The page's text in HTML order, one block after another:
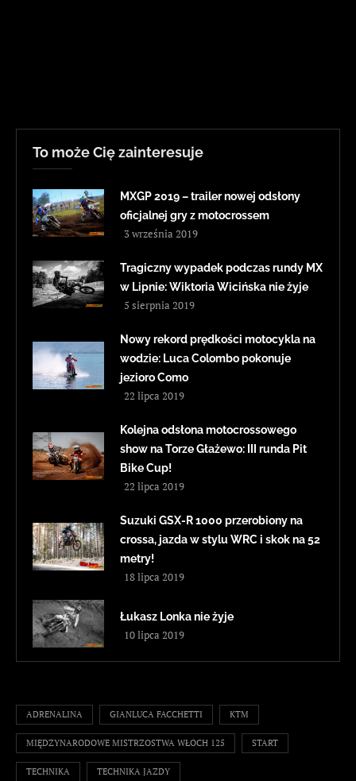
To może Cię zainteresuje
MXGP 2019 – trailer nowej odsłony
oficjalnej gry z motocrossem
3 września 2019
Tragiczny wypadek podczas rundy MX
w Lipnie: Wiktoria Wicińska nie żyje
5 sierpnia 2019
Nowy rekord prędkości motocykla na
wodzie: Luca Colombo pokonuje
jezioro Como
22 lipca 2019
Kolejna odsłona motocrossowego
show na Torze Głażewo: III runda Pit
Bike Cup!
22 lipca 2019
Suzuki GSX-R 1000 przerobiony na
crossa, jazda w stylu WRC i skok na 52
metry!
18 lipca 2019
Łukasz Lonka nie żyje
10 lipca 2019
ADRENALINA GIANLUCA FACCHETTI KTM
MIĘDZYNARODOWE MISTRZOSTWA WŁOCH 125 START
TECHNIKA TECHNIKA JAZDY